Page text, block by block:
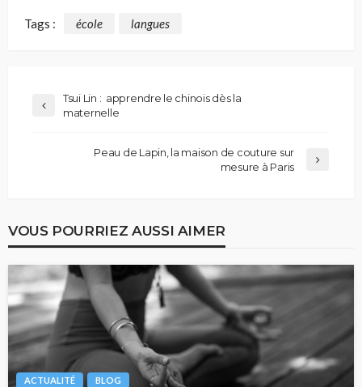
Tags : école langues
Tsui Lin : apprendre le chinois dès la
maternelle
Peau de Lapin, la maison de couture sur
mesure à Paris
VOUS POURRIEZ AUSSI AIMER
ACTUALITÉ BLOG